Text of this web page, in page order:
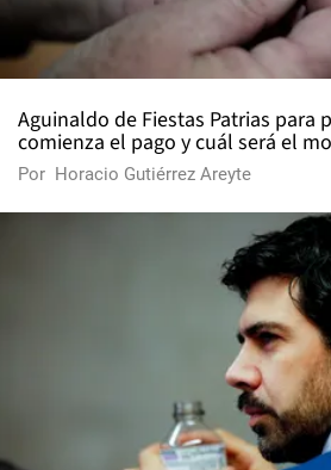
Aguinaldo de Fiestas Patrias para
comienza el pago y cuál será el
Por Horacio Gutiérrez Areyte